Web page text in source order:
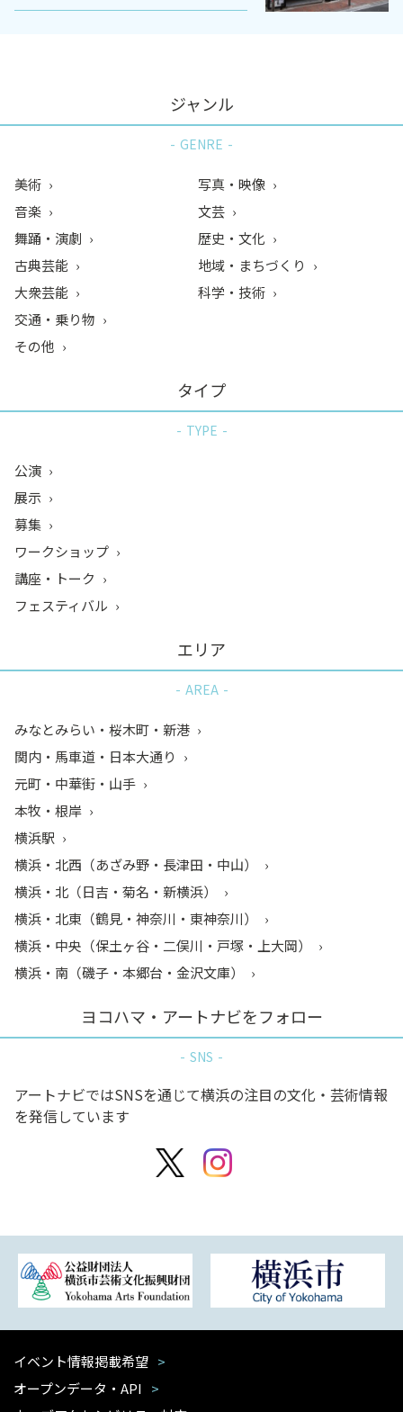
ジャンル
GENRE
美術
音楽
舞踊・演劇
古典芸能
大衆芸能
写真・映像
文芸
歴史・文化
地域・まちづくり
科学・技術
交通・乗り物
その他
タイプ
TYPE
公演
展示
募集
ワークショップ
講座・トーク
フェスティバル
エリア
AREA
みなとみらい・桜木町・新港
関内・馬車道・日本大通り
元町・中華街・山手
本牧・根岸
横浜駅
横浜・北西（あざみ野・長津田・中山）
横浜・北（日吉・菊名・新横浜）
横浜・北東（鶴見・神奈川・東神奈川）
横浜・中央（保土ヶ谷・二俣川・戸塚・上大岡）
横浜・南（磯子・本郷台・金沢文庫）
ヨコハマ・アートナビをフォロー
SNS
アートナビではSNSを通じて横浜の注目の文化・芸術情報
を発信しています
イベント情報掲載希望
オープンデータ・API